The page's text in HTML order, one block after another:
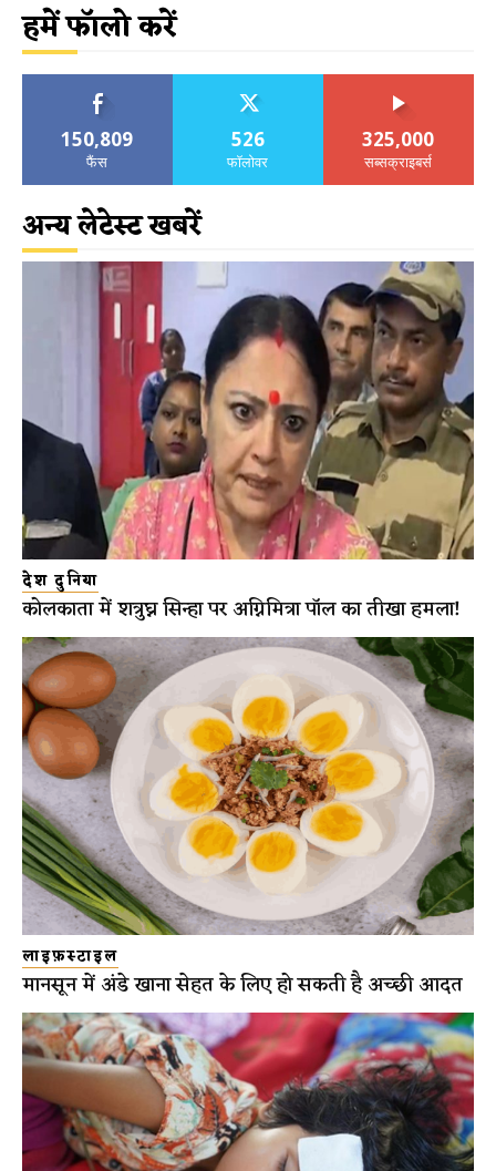
हमें फॉलो करें
150,809
फैंस
526
फॉलोवर
325,000
सब्सक्राइबर्स
अन्य लेटेस्ट खबरें
देश दुनिया
कोलकाता में शत्रुघ्न सिन्हा पर अग्निमित्रा पॉल का तीखा हमला!
लाइफ़स्टाइल
मानसून में अंडे खाना सेहत के लिए हो सकती है अच्छी आदत